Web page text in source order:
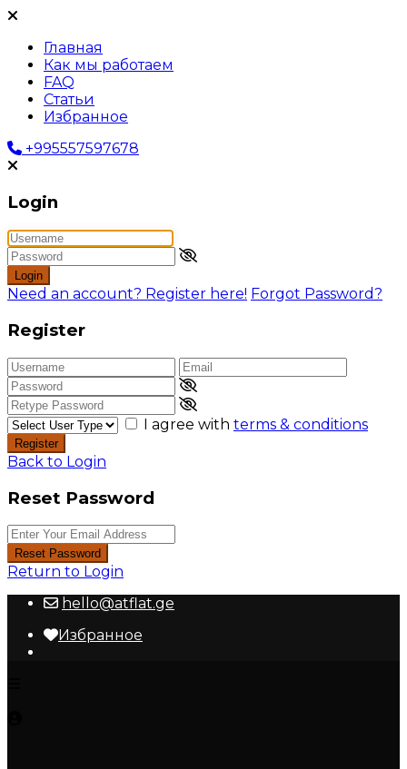
Главная
Как мы работаем
FAQ
Статьи
Избранное
+995557597678
Login
Login
Need an account? Register here! Forgot Password?
Register
I agree with terms & conditions
Register
Back to Login
Reset Password
Reset Password
Return to Login
hello@atflat.ge
Избранное